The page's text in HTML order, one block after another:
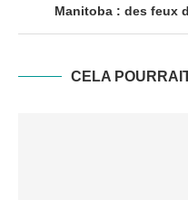
Manitoba : des feux
CELA